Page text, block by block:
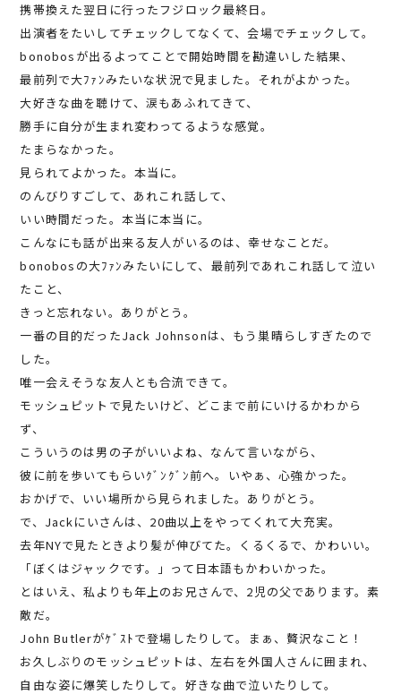
携帯換えた翌日に行ったフジロック最終日。
出演者をたいしてチェックしてなくて、会場でチェックして。
bonobosが出るよってことで開始時間を勘違いした結果、
最前列で大ﾌｧﾝみたいな状況で見ました。それがよかった。
大好きな曲を聴けて、涙もあふれてきて、
勝手に自分が生まれ変わってるような感覚。
たまらなかった。
見られてよかった。本当に。
のんびりすごして、あれこれ話して、
いい時間だった。本当に本当に。
こんなにも話が出来る友人がいるのは、幸せなことだ。
bonobosの大ﾌｧﾝみたいにして、最前列であれこれ話して泣い
たこと、
きっと忘れない。ありがとう。
一番の目的だったJack Johnsonは、もう巣晴らしすぎたので
した。
唯一会えそうな友人とも合流できて。
モッシュピットで見たいけど、どこまで前にいけるかわから
ず、
こういうのは男の子がいいよね、なんて言いながら、
彼に前を歩いてもらいｸﾞﾝｸﾞﾝ前へ。いやぁ、心強かった。
おかげで、いい場所から見られました。ありがとう。
で、Jackにいさんは、20曲以上をやってくれて大充実。
去年NYで見たときより髪が伸びてた。くるくるで、かわいい。
「ぼくはジャックです。」って日本語もかわいかった。
とはいえ、私よりも年上のお兄さんで、2児の父であります。素
敵だ。
John Butlerがｹﾞｽﾄで登場したりして。まぁ、贅沢なこと！
お久しぶりのモッシュピットは、左右を外国人さんに囲まれ、
自由な姿に爆笑したりして。好きな曲で泣いたりして。